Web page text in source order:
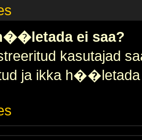
ei saa?
kasutajad
ja ikka h��letada